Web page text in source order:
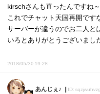
kirschさんも直ったんですね
これでチャット天国再開です
サーバーが違うのでお二人と
いろとありがとうございました
2018/05/30 19:28
あんじぇ♪ ID: